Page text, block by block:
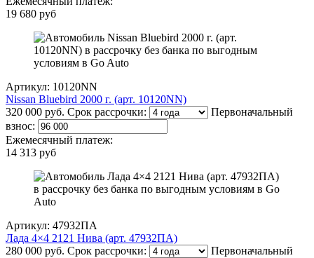
19 680 руб
Артикул: 10120NN
Nissan Bluebird 2000 г. (арт. 10120NN)
320 000 руб. Срок рассрочки:
Первоначальный
взнос:
Ежемесячный платеж:
14 313 руб
Артикул: 47932ПА
Лада 4×4 2121 Нива (арт. 47932ПА)
280 000 руб. Срок рассрочки:
Первоначальный